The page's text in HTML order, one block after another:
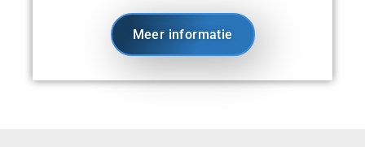
Meer informatie